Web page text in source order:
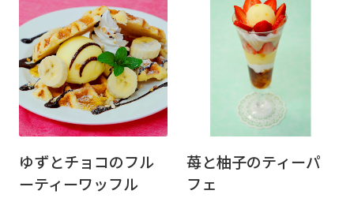
ゆずとチョコのフル
ーティーワッフル
苺と柚子のティーパ
フェ